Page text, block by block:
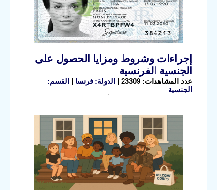
إجراءات وشروط ومزايا الحصول على
الجنسية الفرنسية
عدد المشاهدات: 23309 | الدولة: فرنسا | القسم:
الجنسية